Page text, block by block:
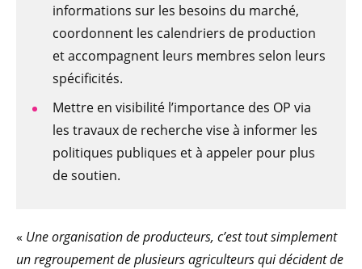
informations sur les besoins du marché,
coordonnent les calendriers de production
et accompagnent leurs membres selon leurs
spécificités.
Mettre en visibilité l’importance des OP via
les travaux de recherche vise à informer les
politiques publiques et à appeler pour plus
de soutien.
« Une organisation de producteurs, c’est tout simplement
un regroupement de plusieurs agriculteurs qui décident de